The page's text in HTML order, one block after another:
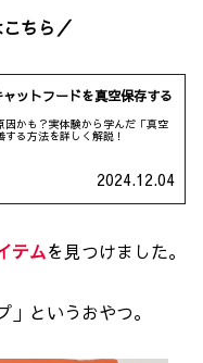
ちら／
ャットフードを真空保存する
因かも？実体験から学んだ「真空
る方法を詳しく解説！
2024.12.04
テムを見つけました。
というおやつ。